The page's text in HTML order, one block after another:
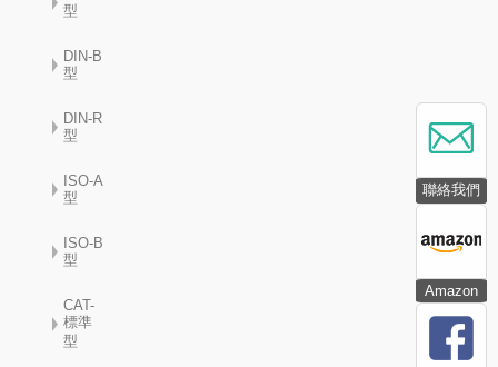
聯絡我們
Amazon
型
DIN-B
型
DIN-R
型
ISO-A
型
ISO-B
型
CAT-
標準
型